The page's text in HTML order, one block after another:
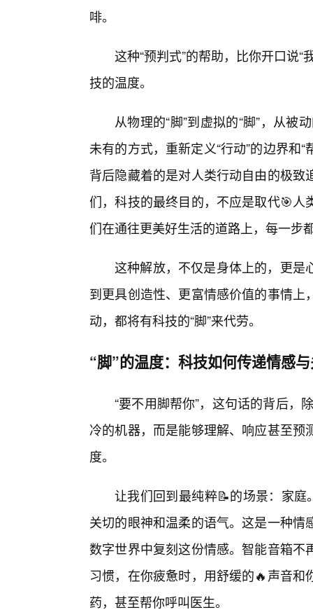
啡。
这种“预判式”的帮助，比你开口说
技的温度。
从物理的“脚”到虚拟的“脚”，从被
未有的方式，重新定义“行动”的边界和
背后隐藏着的是对人类行动自由的极
们，科技的最终目的，不应是取代🎯
们在通往更美好生活的道路上，每一步
这种解放，不仅是身体上的，更是
到更具创造性、更富情感价值的事情
动，都将有科技的“脚”来代劳。
“脚”的温度：科技如何传递情感
“要不用脚帮你”，这句话的背后，
冷的机器，而是能够理解、响应甚至
度。
让我们回到最纯粹📝的场景：家庭
关切的眼神和温柔的语气。这是一种
数字世界中复刻这份情感。智能音箱
习惯，在你疲惫时，用舒缓的🔥声音
药，甚至帮你呼叫医生。